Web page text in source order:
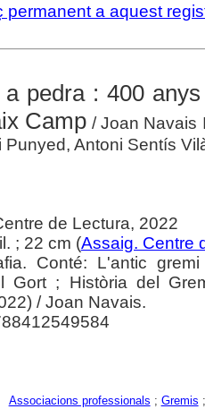
permanent a aquest
a pedra : 400
Camp / Joan Navais
Punyed, Antoni Sentís
de Lectura, 2022
; 22 cm (Assaig. Centre
Conté: L'antic
Gort ; Història del
/ Joan Navais.
Associacions professionals ; Gremis